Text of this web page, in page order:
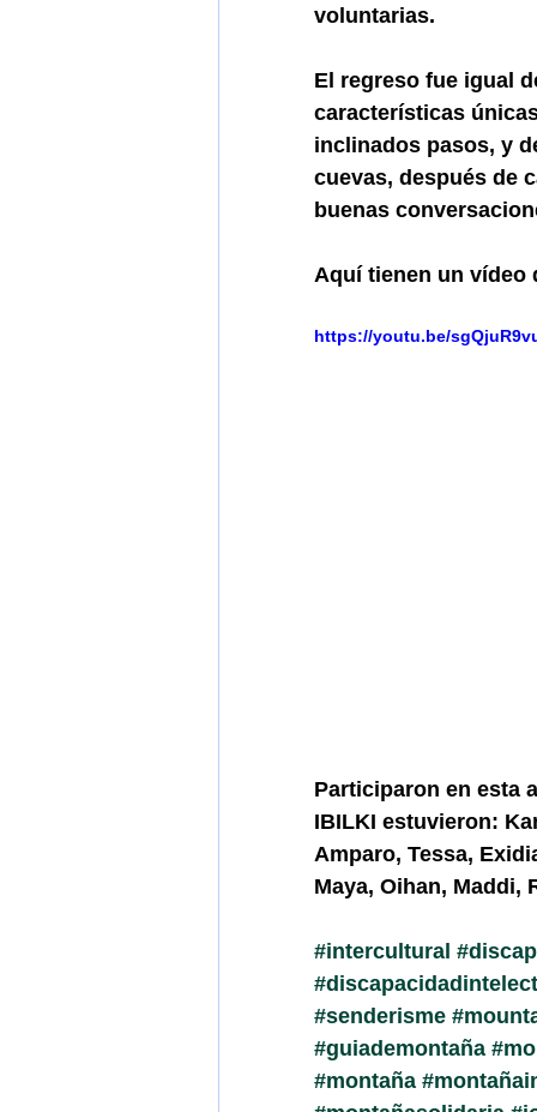
voluntarias.
El regreso fue igual
características
inclinados pasos, y
cuevas, después de
buenas
Aquí tienen un vídeo
https://youtu.be/
Participaron en esta
IBILKI estuvieron:
Amparo, Tessa,
Maya, Oihan, Maddi,
#intercultural
#senderisme
#guiademontaña
#montaña